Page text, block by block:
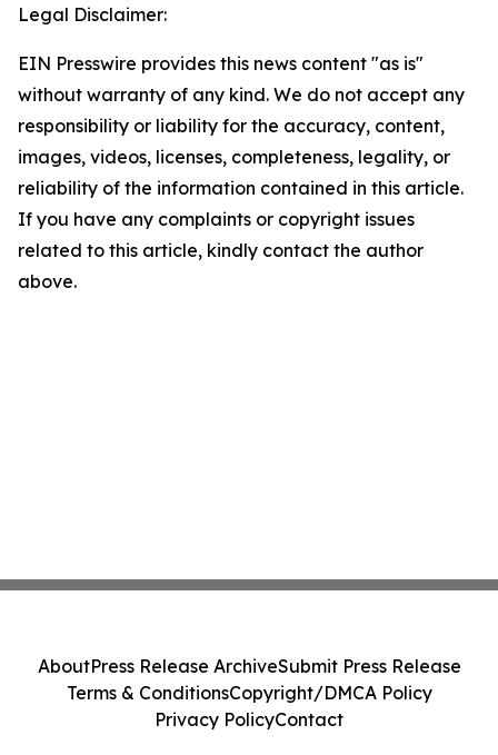
Legal Disclaimer:
EIN Presswire provides this news content "as is"
without warranty of any kind. We do not accept any
responsibility or liability for the accuracy, content,
images, videos, licenses, completeness, legality, or
reliability of the information contained in this article.
If you have any complaints or copyright issues
related to this article, kindly contact the author
above.
AboutPress Release ArchiveSubmit Press Release
Terms & ConditionsCopyright/DMCA Policy
Privacy PolicyContact